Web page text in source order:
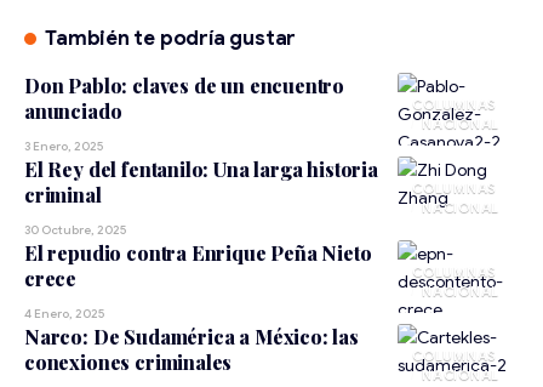
También te podría gustar
NACIONAL
Don Pablo: claves de un encuentro
anunciado
3 Enero, 2025
NACIONAL
El Rey del fentanilo: Una larga historia
criminal
30 Octubre, 2025
NACIONAL
El repudio contra Enrique Peña Nieto
crece
4 Enero, 2025
NACIONAL
Narco: De Sudamérica a México: las
conexiones criminales